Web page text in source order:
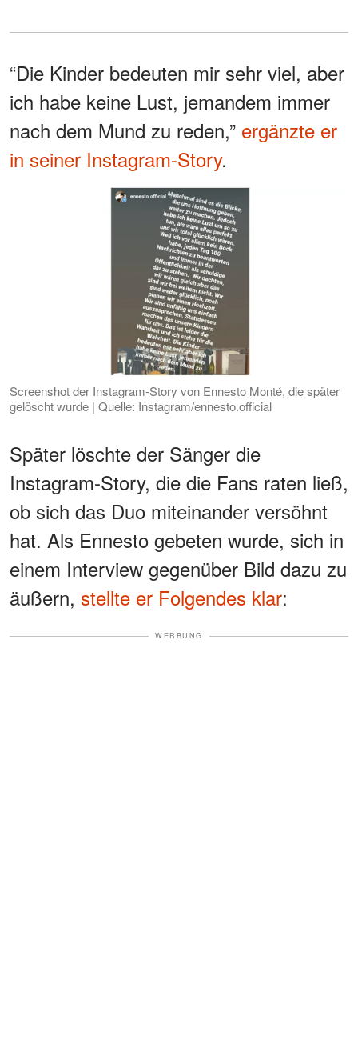
“Die Kinder bedeuten mir sehr viel, aber
ich habe keine Lust, jemandem immer
nach dem Mund zu reden,” ergänzte er
in seiner Instagram-Story.
Screenshot der Instagram-Story von Ennesto Monté, die später
gelöscht wurde | Quelle: Instagram/ennesto.official
Später löschte der Sänger die
Instagram-Story, die die Fans raten ließ,
ob sich das Duo miteinander versöhnt
hat. Als Ennesto gebeten wurde, sich in
einem Interview gegenüber Bild dazu zu
äußern, stellte er Folgendes klar:
WERBUNG